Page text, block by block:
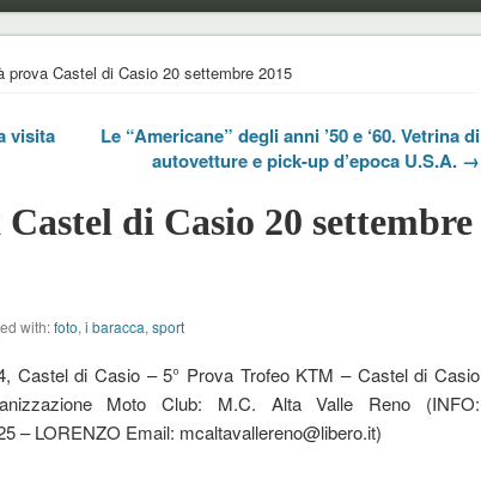
prova Castel di Casio 20 settembre 2015
visita
Le “Americane” degli anni ’50 e ‘60. Vetrina di
autovetture e pick-up d’epoca U.S.A. →
di Casio 20 settembre
with:foto, i baracca, sport
Castel di Casio – 5° Prova Trofeo KTM – Castel di Casio
Moto Club: M.C. Alta Valle Reno (INFO:
– LORENZO Email: mcaltavallereno@libero.it)